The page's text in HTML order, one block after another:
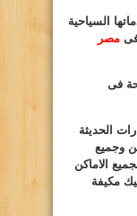
السياحية
مصر
فى
الحديثة
وجميع
الاماكن
مكيفة